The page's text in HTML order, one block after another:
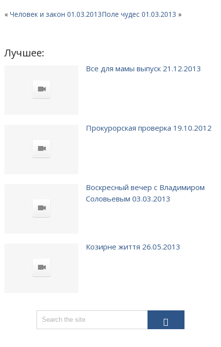
« Человек и закон 01.03.2013Поле чудес 01.03.2013 »
Лучшее:
Все для мамы выпуск 21.12.2013
Прокурорская проверка 19.10.2012
Воскресный вечер с Владимиром
Соловьевым 03.03.2013
Козирне життя 26.05.2013